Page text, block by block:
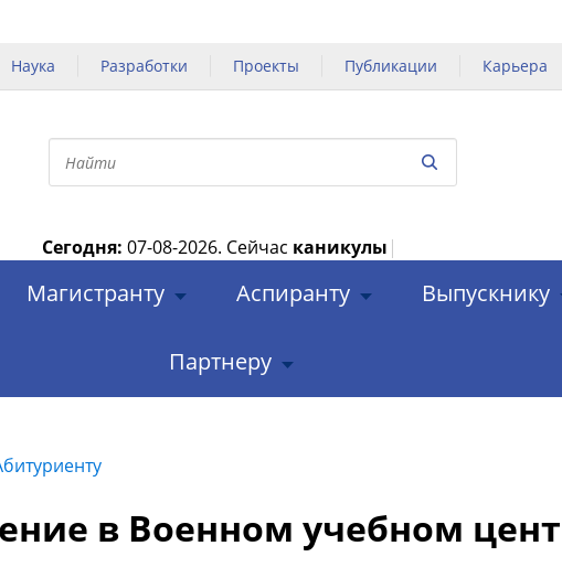
Наука Разработки Проекты Публикации Карьера
Сегодня: 07-08-2026. Сейчас каникулы |
Магистранту Аспиранту Выпускнику
Партнеру
в Военном учебном